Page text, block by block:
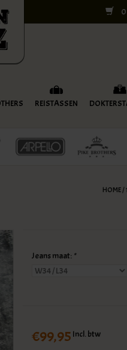
REISTASSEN
HOME/
Jeans maat: *
€99,95 Incl. btw